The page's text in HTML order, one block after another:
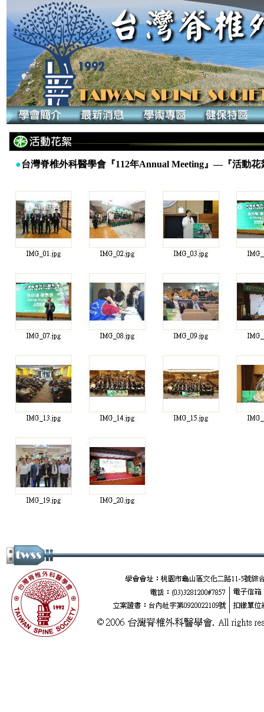
●台灣脊椎外科醫學會『112年Annual Meeting』—『活動花